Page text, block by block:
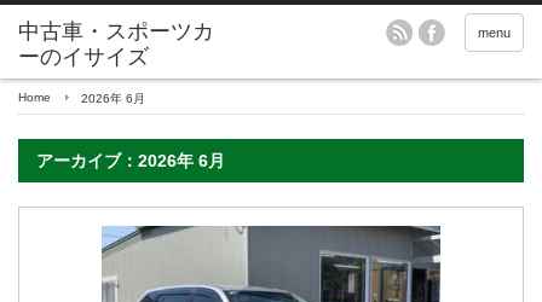
menu
Home 2026年 6月
アーカイブ：2026年 6月